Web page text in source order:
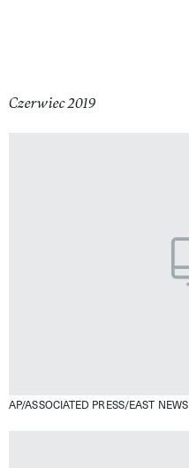
Czerwiec 2019
AP/ASSOCIATED PRESS/EAST NEWS